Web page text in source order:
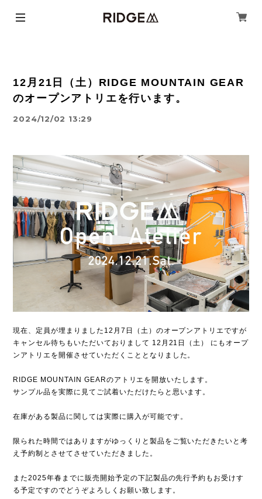
12月21日（土）RIDGE MOUNTAIN GEAR
のオープンアトリエを行います。
2024/12/02 13:29
現在、定員が埋まりました12月7日（土）のオープンアトリエですが
キャンセル待ちもいただいておりまして 12月21日（土） にもオープ
ンアトリエを開催させていただくこととなりました。
RIDGE MOUNTAIN GEARのアトリエを開放いたします。
サンプル品を実際に見てご試着いただけたらと思います。
在庫がある製品に関しては実際に購入が可能です。
限られた時間ではありますがゆっくりと製品をご覧いただきたいと考
え予約制とさせてさせていただきました。
また2025年春までに販売開始予定の下記製品の先行予約もお受けす
る予定ですのでどうぞよろしくお願い致します。